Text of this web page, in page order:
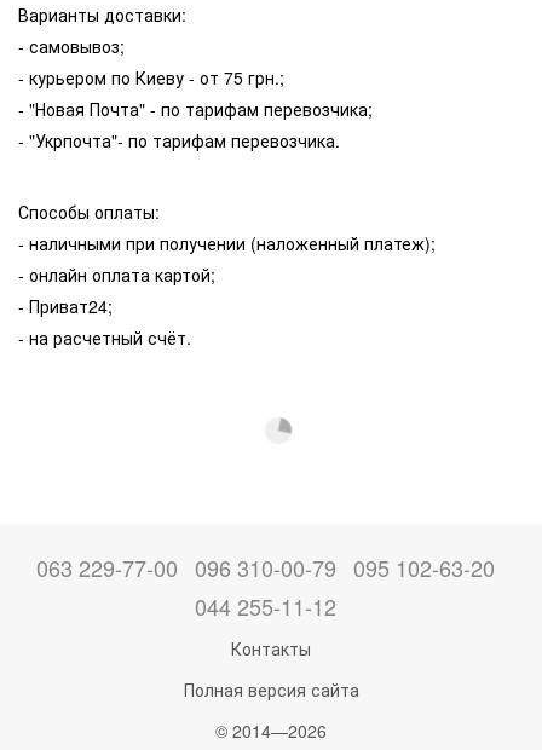
Варианты доставки:
- самовывоз;
- курьером по Киеву - от 75 грн.;
- "Новая Почта" - по тарифам перевозчика;
- "Укрпочта"- по тарифам перевозчика.
Способы оплаты:
- наличными при получении (наложенный платеж);
- онлайн оплата картой;
- Приват24;
- на расчетный счёт.
063 229-77-00 096 310-00-79 095 102-63-20
044 255-11-12
Контакты
Полная версия сайта
© 2014—2026